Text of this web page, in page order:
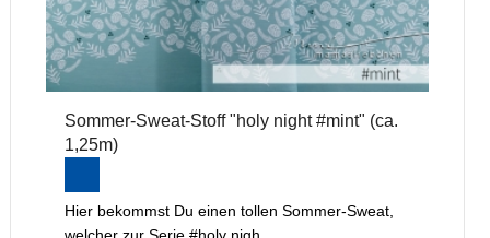
Sommer-Sweat-Stoff "holy night #mint" (ca.
1,25m)
Hier bekommst Du einen tollen Sommer-Sweat,